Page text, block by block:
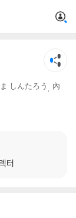
しんたろう
內
터